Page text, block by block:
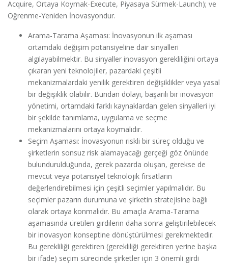
Acquire, Ortaya Koymak-Execute, Piyasaya Sürmek-Launch); ve
Öğrenme-Yeniden İnovasyondur.
Arama-Tarama Aşaması: İnovasyonun ilk aşaması
ortamdaki değişim potansiyeline dair sinyalleri
algılayabilmektir. Bu sinyaller inovasyon gerekliliğini ortaya
çıkaran yeni teknolojiler, pazardaki çeşitli
mekanizmalardaki yenilik gerektiren değişiklikler veya yasal
bir değişiklik olabilir. Bundan dolayı, başarılı bir inovasyon
yönetimi, ortamdaki farklı kaynaklardan gelen sinyalleri iyi
bir şekilde tanımlama, uygulama ve seçme
mekanizmalarını ortaya koymalıdır.
Seçim Aşaması: İnovasyonun riskli bir süreç olduğu ve
şirketlerin sonsuz risk alamayacağı gerçeği göz önünde
bulundurulduğunda, gerek pazarda oluşan, gerekse de
mevcut veya potansiyel teknolojik fırsatların
değerlendirebilmesi için çeşitli seçimler yapılmalıdır. Bu
seçimler pazarın durumuna ve şirketin stratejisine bağlı
olarak ortaya konmalıdır. Bu amaçla Arama-Tarama
aşamasında üretilen girdilerin daha sonra geliştirilebilecek
bir inovasyon konseptine dönüştürülmesi gerekmektedir.
Bu gerekliliği gerektiren (gerekliliği gerektiren yerine başka
bir ifade) seçim sürecinde şirketler için 3 önemli girdi